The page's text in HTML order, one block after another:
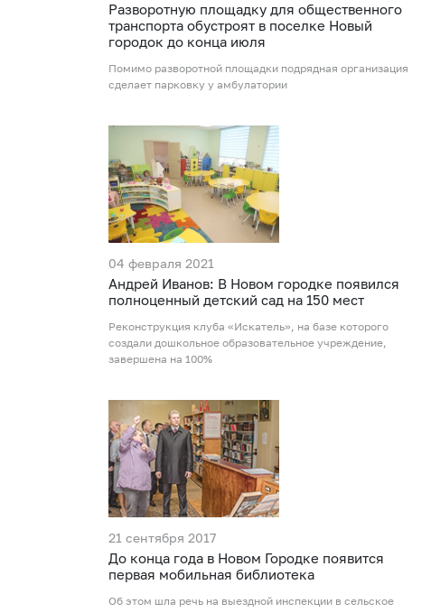
Разворотную площадку для общественного
транспорта обустроят в поселке Новый
городок до конца июля
Помимо разворотной площадки подрядная организация
сделает парковку у амбулатории
04 февраля 2021
Андрей Иванов: В Новом городке появился
полноценный детский сад на 150 мест
Реконструкция клуба «Искатель», на базе которого
создали дошкольное образовательное учреждение,
завершена на 100%
21 сентября 2017
До конца года в Новом Городке появится
первая мобильная библиотека
Об этом шла речь на выездной инспекции в сельское